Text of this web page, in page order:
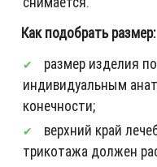
Как подобрать размер:
размер изделия
индивидуальным
конечности;
верхний край
трикотажа должен